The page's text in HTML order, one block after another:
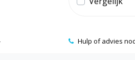
Hulp of advies